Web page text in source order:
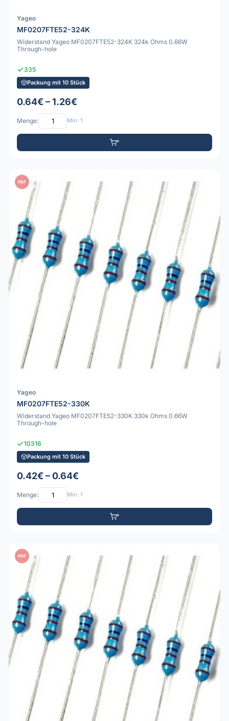
Yageo
MF0207FTE52-324K
Widerstand Yageo MF0207FTE52-324K 324k Ohms 0.66W
Through-hole
335
Packung mit 10 Stück
0.64€ – 1.26€
Menge: Min: 1
PDF
Yageo
MF0207FTE52-330K
Widerstand Yageo MF0207FTE52-330K 330k Ohms 0.66W
Through-hole
10316
Packung mit 10 Stück
0.42€ – 0.64€
Menge: Min: 1
PDF